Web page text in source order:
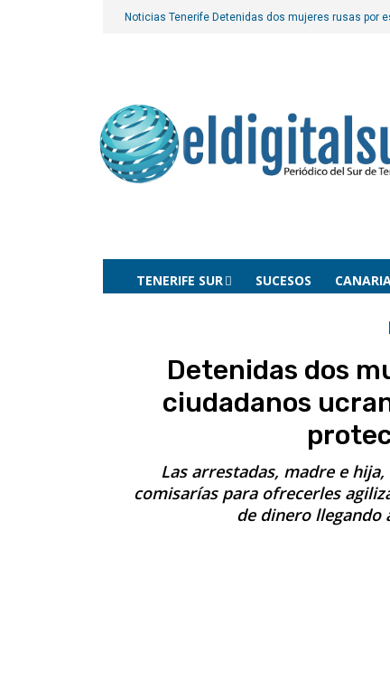
Noticias Tenerife Detenidas dos mujeres rusas por
TENERIFE SUR SUCESOS
Detenidas dos
ciudadanos
Las arrestadas, madre e
comisarías para ofrecerles
de dinero llegando